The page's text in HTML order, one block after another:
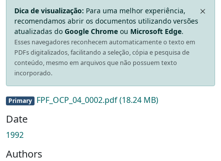
Dica de visualização: Para uma melhor experiência,
recomendamos abrir os documentos utilizando versões
atualizadas do Google Chrome ou Microsoft Edge.
Esses navegadores reconhecem automaticamente o texto em
PDFs digitalizados, facilitando a seleção, cópia e pesquisa de
conteúdo, mesmo em arquivos que não possuem texto
incorporado.
Primary FPF_OCP_04_0002.pdf(18.24 MB)
Date
1992
Authors